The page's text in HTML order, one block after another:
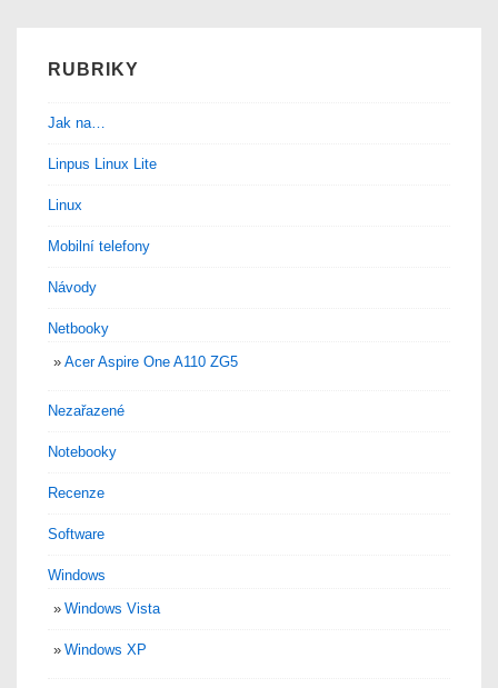
RUBRIKY
Jak na…
Linpus Linux Lite
Linux
Mobilní telefony
Návody
Netbooky
Acer Aspire One A110 ZG5
Nezařazené
Notebooky
Recenze
Software
Windows
Windows Vista
Windows XP